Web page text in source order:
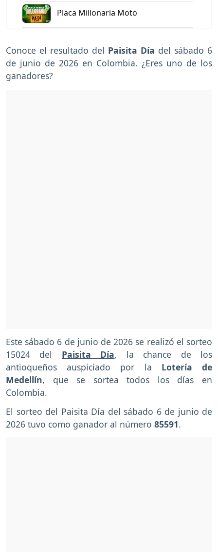
Placa Millonaria Moto
Conoce el resultado del Paisita Día del sábado 6
de junio de 2026 en Colombia. ¿Eres uno de los
ganadores?
Este sábado 6 de junio de 2026 se realizó el sorteo
15024 del
Paisita Día, la chance de los
antioqueños auspiciado por la Lotería de
Medellín, que se sortea todos los días en
Colombia.
El sorteo del Paisita Día del sábado 6 de junio de
2026 tuvo como ganador al número 85591.